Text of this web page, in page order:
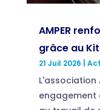
AMPER
grâce au Kit
21 Juil 2026
L'association
engagement